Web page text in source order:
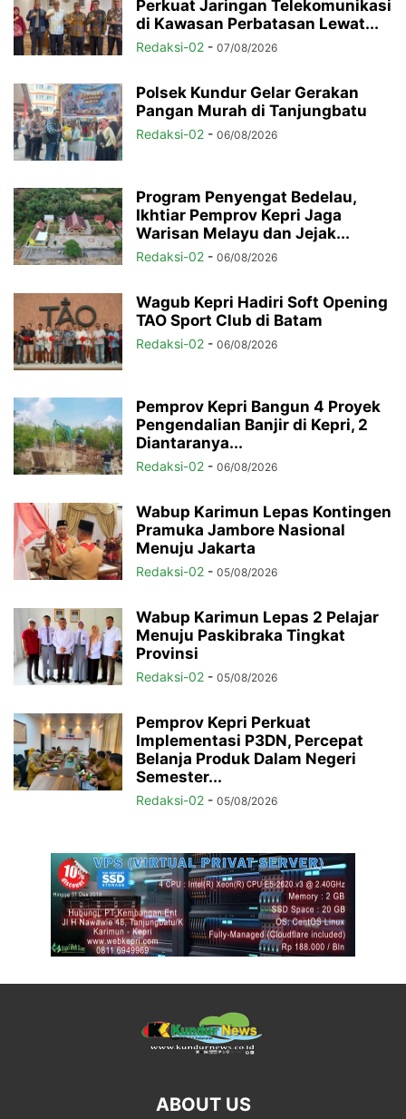
Perkuat Jaringan Telekomunikasi
di Kawasan Perbatasan Lewat...
Redaksi-02 - 07/08/2026
Polsek Kundur Gelar Gerakan
Pangan Murah di Tanjungbatu
Redaksi-02 - 06/08/2026
Program Penyengat Bedelau,
Ikhtiar Pemprov Kepri Jaga
Warisan Melayu dan Jejak...
Redaksi-02 - 06/08/2026
Wagub Kepri Hadiri Soft Opening
TAO Sport Club di Batam
Redaksi-02 - 06/08/2026
Pemprov Kepri Bangun 4 Proyek
Pengendalian Banjir di Kepri, 2
Diantaranya...
Redaksi-02 - 06/08/2026
Wabup Karimun Lepas Kontingen
Pramuka Jambore Nasional
Menuju Jakarta
Redaksi-02 - 05/08/2026
Wabup Karimun Lepas 2 Pelajar
Menuju Paskibraka Tingkat
Provinsi
Redaksi-02 - 05/08/2026
Pemprov Kepri Perkuat
Implementasi P3DN, Percepat
Belanja Produk Dalam Negeri
Semester...
Redaksi-02 - 05/08/2026
ABOUT US